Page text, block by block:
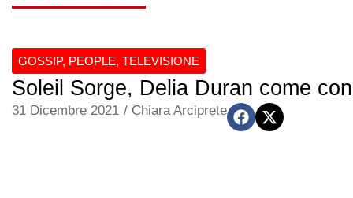
GOSSIP, PEOPLE, TELEVISIONE
Soleil Sorge, Delia Duran come
31 Dicembre 2021 / Chiara Arciprete